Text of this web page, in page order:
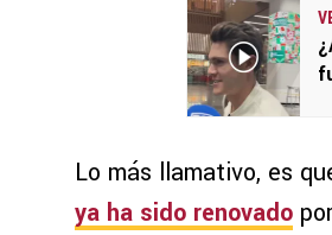
Lo más llamativo, es
ya ha sido renovado